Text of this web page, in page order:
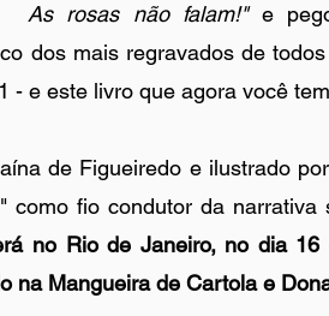
As rosas não falam!" e
dos mais regravados de
- e este livro que agora você
de Figueiredo e ilustrado
como fio condutor da narrativa
no Rio de Janeiro, no dia 16
na Mangueira de Cartola e